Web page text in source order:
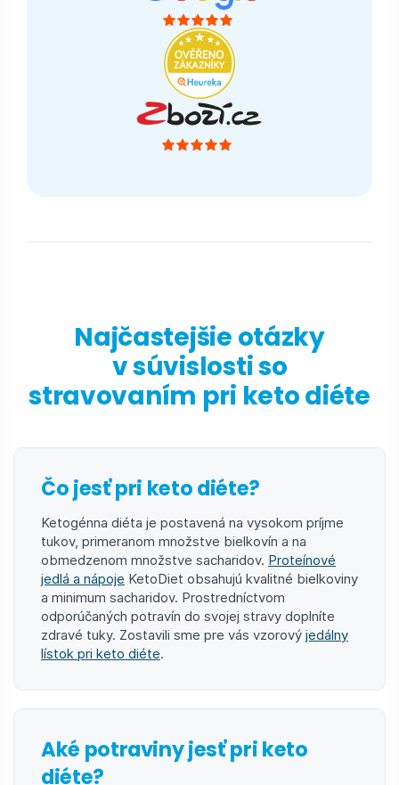
Najčastejšie otázky
v súvislosti so
stravovaním pri keto diéte
Čo jesť pri keto diéte?
Ketogénna diéta je postavená na vysokom príjme
tukov, primeranom množstve bielkovín a na
obmedzenom množstve sacharidov. Proteínové
jedlá a nápoje KetoDiet obsahujú kvalitné bielkoviny
a minimum sacharidov. Prostredníctvom
odporúčaných potravín do svojej stravy doplníte
zdravé tuky. Zostavili sme pre vás vzorový jedálny
lístok pri keto diéte.
Aké potraviny jesť pri keto
diéte?